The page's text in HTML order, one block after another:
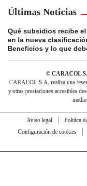
Últimas Noticias
Qué subsidios recibe
en la nueva
Beneficios y lo que
© CARACOL
CARACOL S.A. realiza una
y otras prestaciones accesibles
Aviso legal Política
Configuración de cookies